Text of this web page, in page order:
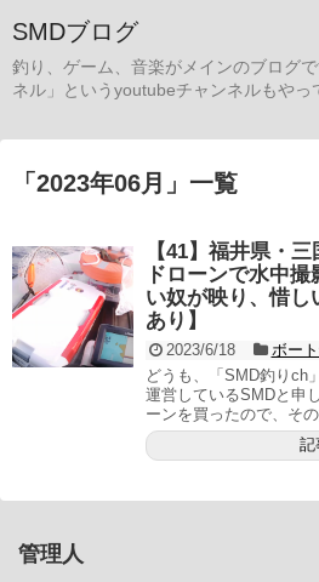
SMDブログ
釣り、ゲーム、音楽がメインのブログ
ネル」というyoutubeチャンネルもやっ
「 2023年06月 」 一覧
【41】福井県・
ドローンで水中
い奴が映り、惜し
あり】
2023/6/18 ボー
どうも、「SMD釣りch
運営しているSMDと申
ーンを買ったので、その
記
管理人